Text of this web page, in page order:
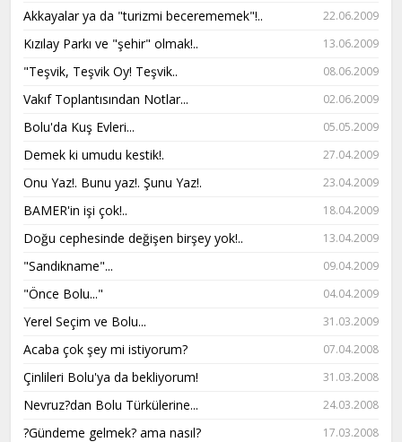
Akkayalar ya da "turizmi becerememek"!.. 22.06.2009
Kızılay Parkı ve "şehir" olmak!.. 13.06.2009
"Teşvik, Teşvik Oy! Teşvik.. 08.06.2009
Vakıf Toplantısından Notlar... 02.06.2009
Bolu'da Kuş Evleri... 05.05.2009
Demek ki umudu kestik!. 27.04.2009
Onu Yaz!. Bunu yaz!. Şunu Yaz!. 23.04.2009
BAMER'in işi çok!.. 18.04.2009
Doğu cephesinde değişen birşey yok!.. 13.04.2009
"Sandıkname"... 09.04.2009
"Önce Bolu..." 04.04.2009
Yerel Seçim ve Bolu... 31.03.2009
Acaba çok şey mi istiyorum? 07.04.2008
Çinlileri Bolu'ya da bekliyorum! 31.03.2008
Nevruz?dan Bolu Türkülerine... 24.03.2008
?Gündeme gelmek? ama nasıl? 17.03.2008